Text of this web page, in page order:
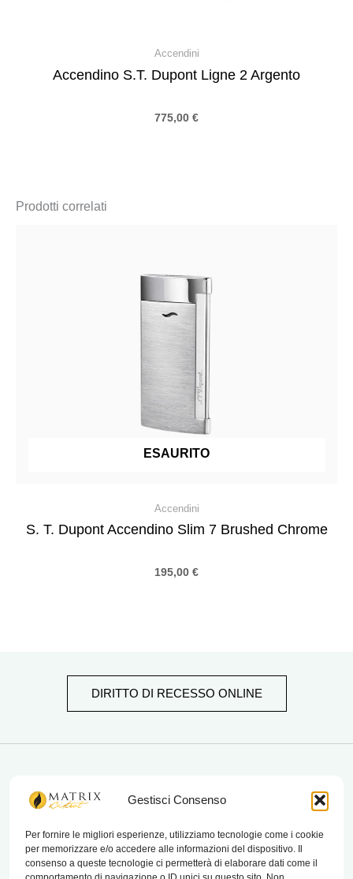
Gestisci Consenso
Per fornire le migliori esperienze, utilizziamo tecnologie come i cookie
per memorizzare e/o accedere alle informazioni del dispositivo. Il
consenso a queste tecnologie ci permetterà di elaborare dati come il
Accendini
Accendino S.T. Dupont Ligne 2 Argento
775,00 €
Prodotti correlati
ESAURITO
Accendini
S. T. Dupont Accendino Slim 7 Brushed Chrome
195,00 €
DIRITTO DI RECESSO ONLINE
matrix bistrot
Chi Siamo